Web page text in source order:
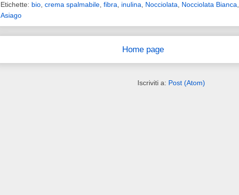
Etichette: bio, crema spalmabile, fibra, inulina, Nocciolata, Nocciolata Bianca,
Asiago
Home page
Iscriviti a: Post (Atom)